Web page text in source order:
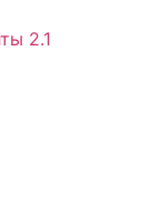
2.1